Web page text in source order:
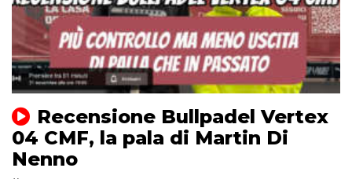
Recensione Bullpadel Vertex
04 CMF, la pala di Martin Di
Nenno